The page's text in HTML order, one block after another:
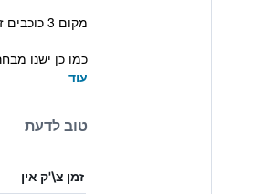
מקום 3 כוכבים זה ממוקם במיקום מרכזי באבו דאבי ומציע אינטרנט אל- חוטי חינם. כמו כן כוללים עיסויים, קבלה הפועלת 24 שעות וקונסיירז'.
כמו כן ישנו
עוד
טוב לדעת
זמן צ\'ק אין